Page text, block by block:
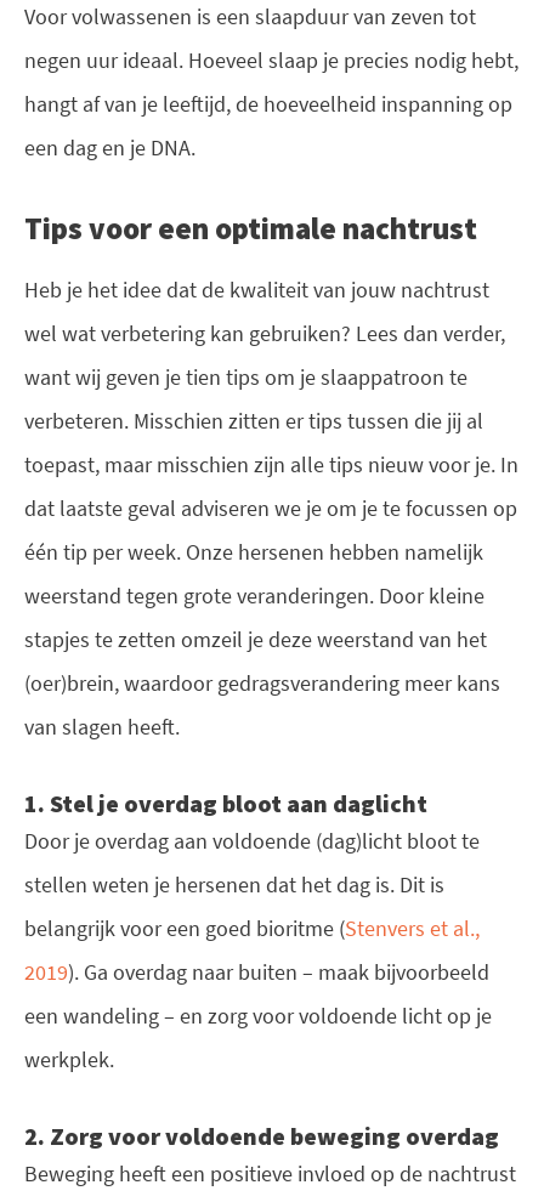
Voor volwassenen is een slaapduur van zeven tot
negen uur ideaal. Hoeveel slaap je precies nodig hebt,
hangt af van je leeftijd, de hoeveelheid inspanning op
een dag en je DNA.
Tips voor een optimale nachtrust
Heb je het idee dat de kwaliteit van jouw nachtrust
wel wat verbetering kan gebruiken? Lees dan verder,
want wij geven je tien tips om je slaappatroon te
verbeteren. Misschien zitten er tips tussen die jij al
toepast, maar misschien zijn alle tips nieuw voor je. In
dat laatste geval adviseren we je om je te focussen op
één tip per week. Onze hersenen hebben namelijk
weerstand tegen grote veranderingen. Door kleine
stapjes te zetten omzeil je deze weerstand van het
(oer)brein, waardoor gedragsverandering meer kans
van slagen heeft.
1. Stel je overdag bloot aan daglicht
Door je overdag aan voldoende (dag)licht bloot te
stellen weten je hersenen dat het dag is. Dit is
belangrijk voor een goed bioritme (Stenvers et al.,
2019). Ga overdag naar buiten – maak bijvoorbeeld
een wandeling – en zorg voor voldoende licht op je
werkplek.
2. Zorg voor voldoende beweging overdag
Beweging heeft een positieve invloed op de nachtrust